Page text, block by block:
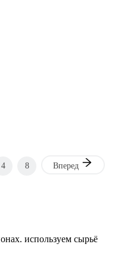
4 8 Вперед
используем сырьё